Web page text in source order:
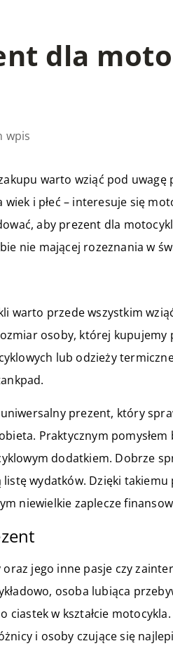
dla
wpis
warto wziąć pod
i płeć – interesuje się
aby prezent dla
nie mającej rozeznania w
przede wszystkim wziąć
osoby, której kupujemy
lub odzieży
prezent, który
Praktycznym
dodatkiem. Dobrze
wydatków. Dzięki takiemu
niewielkie zaplecze
jego inne pasje czy
osoba lubiąca
ciastek w kształcie
i osoby czujące się